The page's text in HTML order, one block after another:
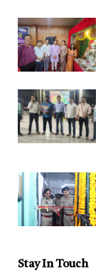
Stay In Touch